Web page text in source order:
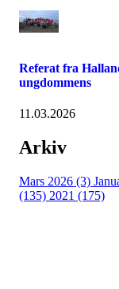
Referat fra
ungdommens
11.03.2026
Arkiv
Mars 2026 (3)
(135) 2021 (175)